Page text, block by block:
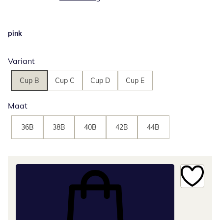
pink
Variant
Cup B Cup C Cup D Cup E
Maat
36B 38B 40B 42B 44B